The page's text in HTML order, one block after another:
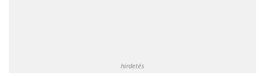
hirdetés